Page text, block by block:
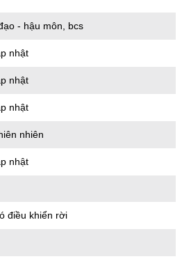
- hậu môn, bcs
nhật
nhật
nhật
nhiên
nhật
điều khiển rời